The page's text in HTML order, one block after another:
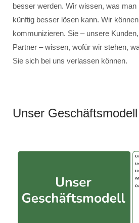
besser werden. Wir wissen, was man
künftig besser lösen kann. Wir
kommunizieren. Sie – unsere
Partner – wissen, wofür wir stehen,
Sie sich bei uns verlassen können.
Unser Geschäftsmodell